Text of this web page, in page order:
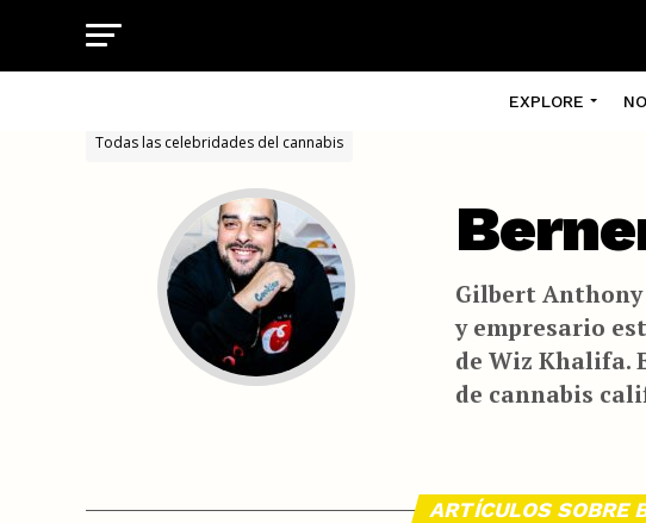
EXPLORE
Todas las celebridades del cannabis
Gilbert Anthony
y empresario
de Wiz Khalifa.
de cannabis
ARTÍCULOS SOBRE